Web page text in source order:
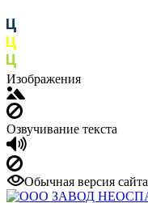
Изображения
Озвучивание текста
Обычная версия сайта